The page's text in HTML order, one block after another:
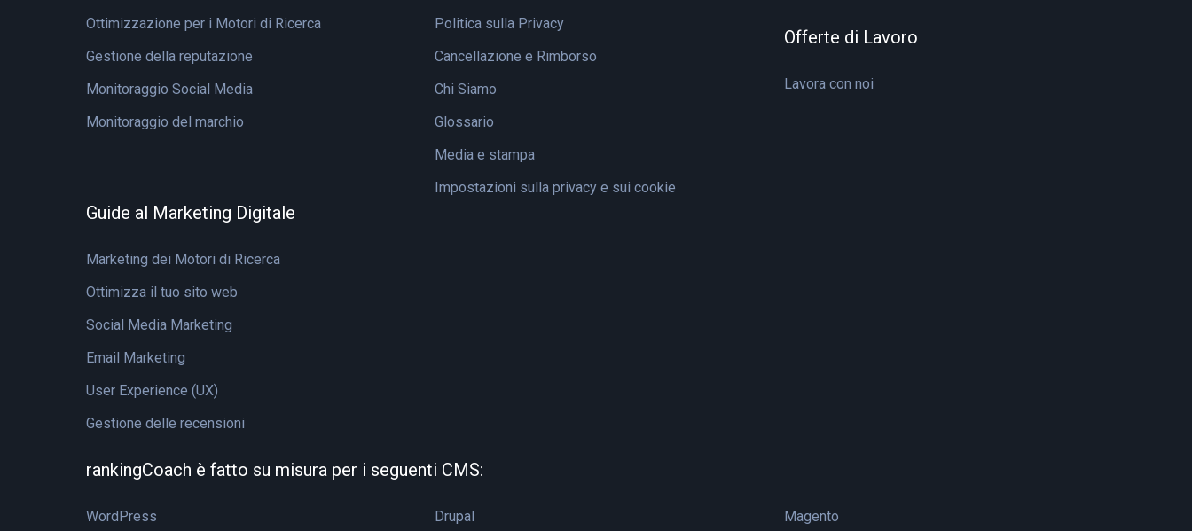
Ottimizzazione per i Motori di Ricerca
Gestione della reputazione
Monitoraggio Social Media
Monitoraggio del marchio
Politica sulla Privacy
Cancellazione e Rimborso
Chi Siamo
Glossario
Media e stampa
Impostazioni sulla privacy e sui cookie
Offerte di Lavoro
Lavora con noi
Guide al Marketing Digitale
Marketing dei Motori di Ricerca
Ottimizza il tuo sito web
Social Media Marketing
Email Marketing
User Experience (UX)
Gestione delle recensioni
rankingCoach è fatto su misura per i seguenti CMS:
WordPress Drupal Magento